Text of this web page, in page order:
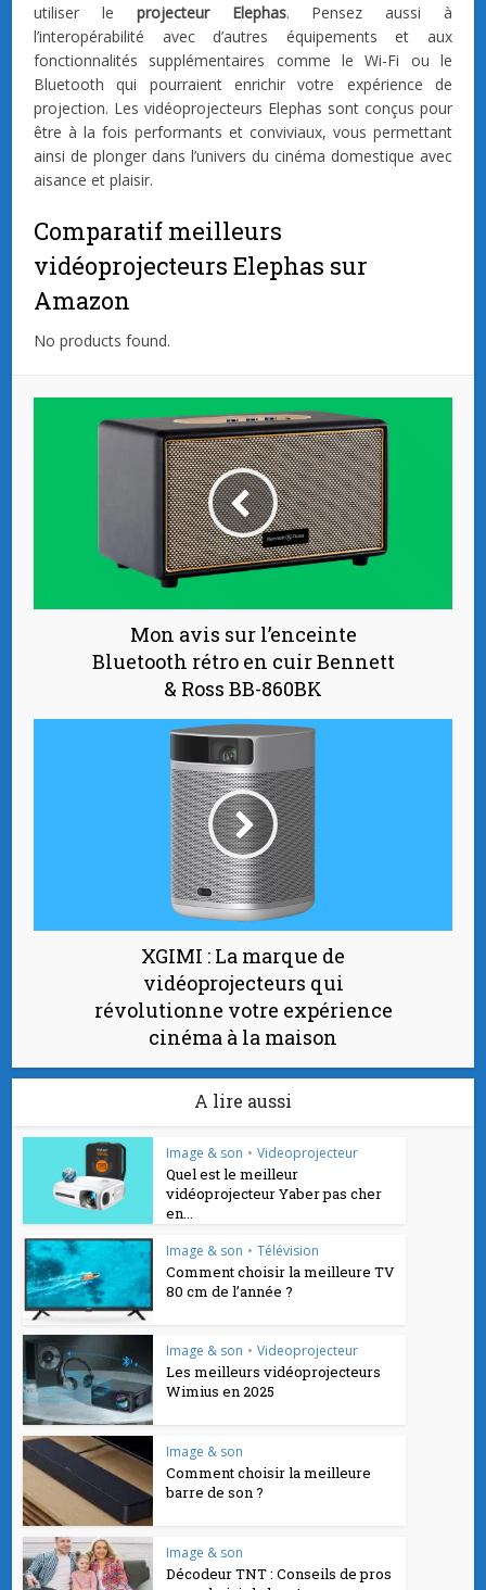
utiliser le projecteur Elephas. Pensez aussi à
l’interopérabilité avec d’autres équipements et aux
fonctionnalités supplémentaires comme le Wi-Fi ou le
Bluetooth qui pourraient enrichir votre expérience de
projection. Les vidéoprojecteurs Elephas sont conçus pour
être à la fois performants et conviviaux, vous permettant
ainsi de plonger dans l’univers du cinéma domestique avec
aisance et plaisir.
Comparatif meilleurs
vidéoprojecteurs Elephas sur
Amazon
No products found.
Mon avis sur l’enceinte
Bluetooth rétro en cuir Bennett
& Ross BB-860BK
XGIMI : La marque de
vidéoprojecteurs qui
révolutionne votre expérience
cinéma à la maison
A lire aussi
Image & son • Videoprojecteur
Quel est le meilleur
vidéoprojecteur Yaber pas cher
en...
Image & son • Télévision
Comment choisir la meilleure TV
80 cm de l’année ?
Image & son • Videoprojecteur
Les meilleurs vidéoprojecteurs
Wimius en 2025
Image & son
Comment choisir la meilleure
barre de son ?
Image & son
Décodeur TNT : Conseils de pros